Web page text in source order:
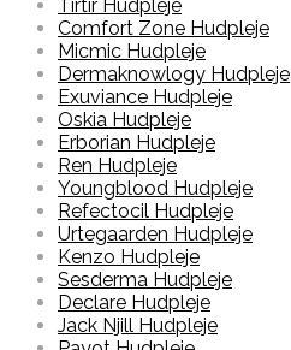
Tirtir Hudpleje
Comfort Zone Hudpleje
Micmic Hudpleje
Dermaknowlogy Hudpleje
Exuviance Hudpleje
Oskia Hudpleje
Erborian Hudpleje
Ren Hudpleje
Youngblood Hudpleje
Refectocil Hudpleje
Urtegaarden Hudpleje
Kenzo Hudpleje
Sesderma Hudpleje
Declare Hudpleje
Jack Njill Hudpleje